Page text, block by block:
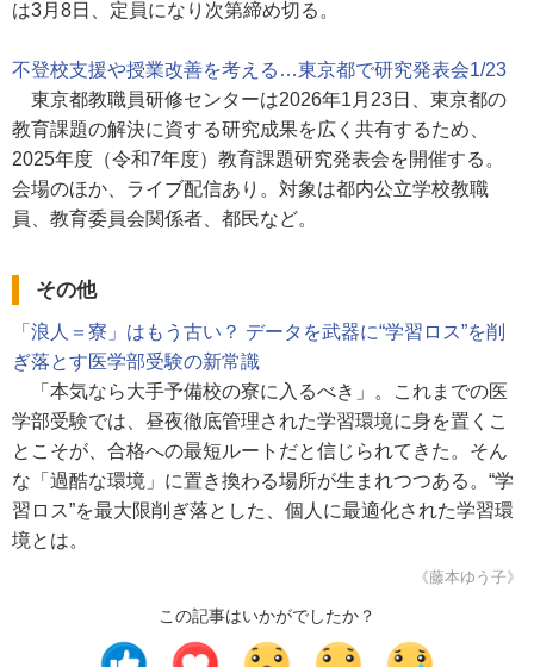
は3月8日、定員になり次第締め切る。
不登校支援や授業改善を考える…東京都で研究発表会1/23
東京都教職員研修センターは2026年1月23日、東京都の
教育課題の解決に資する研究成果を広く共有するため、
2025年度（令和7年度）教育課題研究発表会を開催する。
会場のほか、ライブ配信あり。対象は都内公立学校教職
員、教育委員会関係者、都民など。
その他
「浪人＝寮」はもう古い？ データを武器に“学習ロス”を削
ぎ落とす医学部受験の新常識
「本気なら大手予備校の寮に入るべき」。これまでの医
学部受験では、昼夜徹底管理された学習環境に身を置くこ
とこそが、合格への最短ルートだと信じられてきた。そん
な「過酷な環境」に置き換わる場所が生まれつつある。“学
習ロス”を最大限削ぎ落とした、個人に最適化された学習環
境とは。
《藤本ゆう子》
この記事はいかがでしたか？